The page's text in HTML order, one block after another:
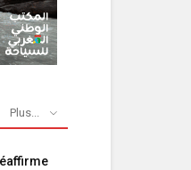
Plus...